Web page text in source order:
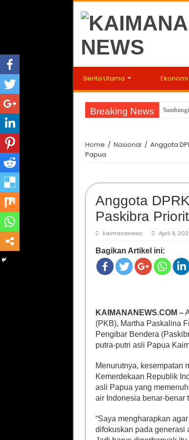
Berita Utama Ekonomi
Breaking News
Home / Nasional / Anggota
Papua
Anggota
Paskibra
kaimananews April 8,
Bagikan Artikel ini:
KAIMANANEWS.COM –
(PKB), Martha Paskalina
Pengibar Bendera
putra-putri asli Papua
Menurutnya, kesempatan
Kemerdekaan Republik
asli Papua yang
air Indonesia benar-benar
“Saya mengharapkan
difokuskan pada generasi